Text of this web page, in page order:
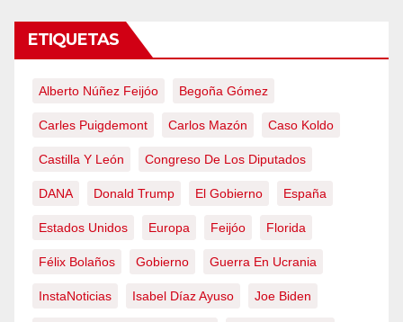
ETIQUETAS
Alberto Núñez Feijóo Begoña Gómez
Carles Puigdemont Carlos Mazón Caso Koldo
Castilla Y León Congreso De Los Diputados
DANA Donald Trump El Gobierno España
Estados Unidos Europa Feijóo Florida
Félix Bolaños Gobierno Guerra En Ucrania
InstaNoticias Isabel Díaz Ayuso Joe Biden